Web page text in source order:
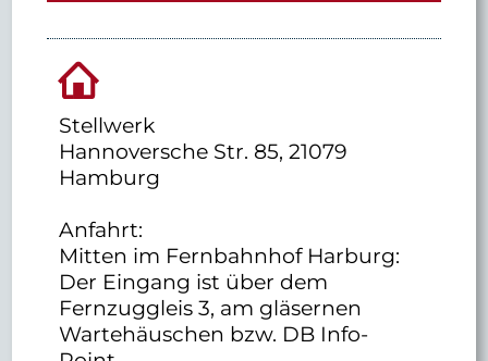
Stellwerk
Hannoversche Str. 85, 21079
Hamburg
Anfahrt:
Mitten im Fernbahnhof Harburg:
Der Eingang ist über dem
Fernzuggleis 3, am gläsernen
Wartehäuschen bzw. DB Info-